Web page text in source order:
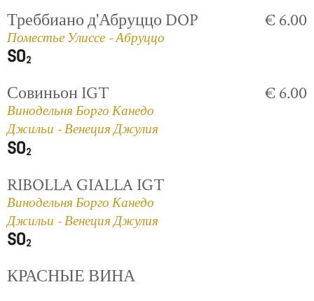
Треббиано д'Абруццо DOP
Поместье Улиссе - Абруццо
€ 6.00
Совиньон IGT
Винодельня Борго Канедо
Джильи - Венеция Джулия
€ 6.00
RIBOLLA GIALLA IGT
Винодельня Борго Канедо
Джильи - Венеция Джулия
КРАСНЫЕ ВИНА